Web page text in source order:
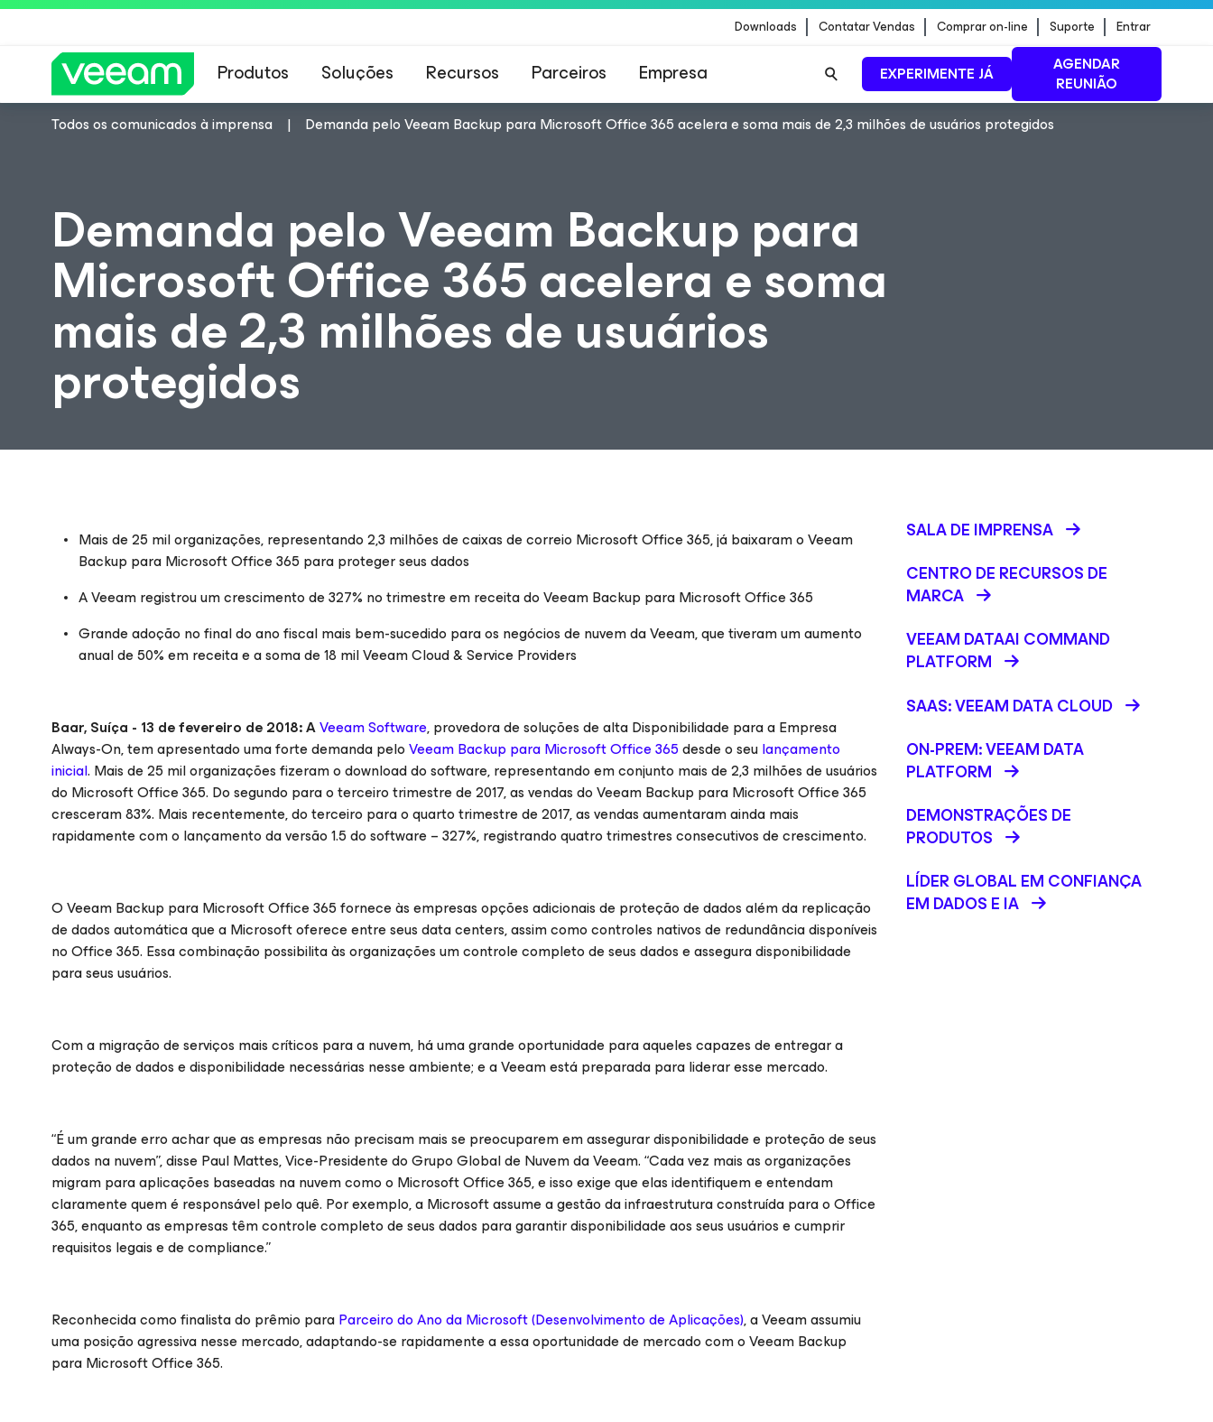
Downloads Contatar Vendas Comprar on-line Suporte Entrar
Produtos Soluções Recursos Parceiros Empresa EXPERIMENTE JÁ
AGENDAR
REUNIÃO
Todos os comunicados à imprensa Demanda pelo Veeam Backup para Microsoft Office 365 acelera e soma mais de 2,3 milhões de usuários protegidos
Demanda pelo Veeam Backup para
Microsoft Office 365 acelera e soma
mais de 2,3 milhões de usuários
protegidos
Mais de 25 mil organizações, representando 2,3 milhões de caixas de correio Microsoft Office 365, já baixaram o Veeam
Backup para Microsoft Office 365 para proteger seus dados
A Veeam registrou um crescimento de 327% no trimestre em receita do Veeam Backup para Microsoft Office 365
Grande adoção no final do ano fiscal mais bem-sucedido para os negócios de nuvem da Veeam, que tiveram um aumento
anual de 50% em receita e a soma de 18 mil Veeam Cloud & Service Providers
Baar, Suíça - 13 de fevereiro de 2018: AVeeam Software, provedora de soluções de altaDisponibilidade para a Empresa
Always-On, tem apresentado uma forte demanda peloVeeam Backup para Microsoft Office 365desde o seulançamento
inicial. Mais de 25 mil organizações fizeram o download do software, representando em conjunto mais de 2,3 milhões de usuários
do Microsoft Office 365. Do segundo para o terceiro trimestre de 2017, as vendas do Veeam Backup paraMicrosoft Office 365
cresceram 83%. Mais recentemente, do terceiro para o quarto trimestre de 2017, as vendas aumentaram ainda mais
rapidamente com o lançamento da versão 1.5 do software – 327%, registrando quatro trimestres consecutivos de crescimento.
O Veeam Backup paraMicrosoft Office 365fornece às empresas opções adicionais de proteção de dados além da replicação
de dados automática que a Microsoft oferece entre seus data centers, assim como controles nativos de redundância disponíveis
no Office 365. Essa combinação possibilita às organizações um controle completo de seus dados e assegura disponibilidade
para seus usuários.
Com a migração de serviços mais críticos para a nuvem, há uma grande oportunidade para aqueles capazes de entregar a
proteção de dados e disponibilidade necessárias nesse ambiente; e a Veeam está preparada para liderar esse mercado.
“É um grande erro achar que as empresas não precisam mais se preocuparem em assegurar disponibilidade e proteção de seus
dados na nuvem”, disse Paul Mattes, Vice-Presidente do Grupo Global de Nuvem da Veeam. “Cada vez mais as organizações
migram para aplicações baseadas na nuvem como o Microsoft Office 365, e isso exige que elas identifiquem e entendam
claramente quem é responsável pelo quê. Por exemplo, a Microsoft assume a gestão da infraestrutura construída para o Office
365, enquanto as empresas têm controle completo de seus dados para garantir disponibilidade aos seus usuários e cumprir
requisitos legais e de compliance.”
Reconhecida como finalista do prêmio paraParceiro do Ano da Microsoft (Desenvolvimento de Aplicações), a Veeam assumiu
uma posição agressiva nesse mercado, adaptando-se rapidamente a essa oportunidade de mercado com o Veeam Backup
paraMicrosoft Office 365.
SALA DE IMPRENSA
CENTRO DE RECURSOS DE
MARCA
VEEAM DATAAI COMMAND
PLATFORM
SAAS: VEEAM DATA CLOUD
ON-PREM: VEEAM DATA
PLATFORM
DEMONSTRAÇÕES DE
PRODUTOS
LÍDER GLOBAL EM CONFIANÇA
EM DADOS E IA